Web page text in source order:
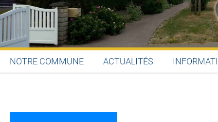
NOTRE COMMUNE ACTUALITÉS